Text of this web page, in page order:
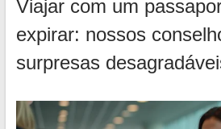
Viajar com um
expirar: nossos
surpresas